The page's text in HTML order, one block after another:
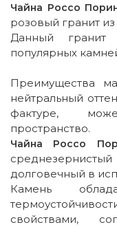
Чайна Россо
розовый гранит из
Данный
популярных
Преимущества
нейтральный
фактуре,
пространство.
Чайна Россо
долговечный в
Камень
свойствами,